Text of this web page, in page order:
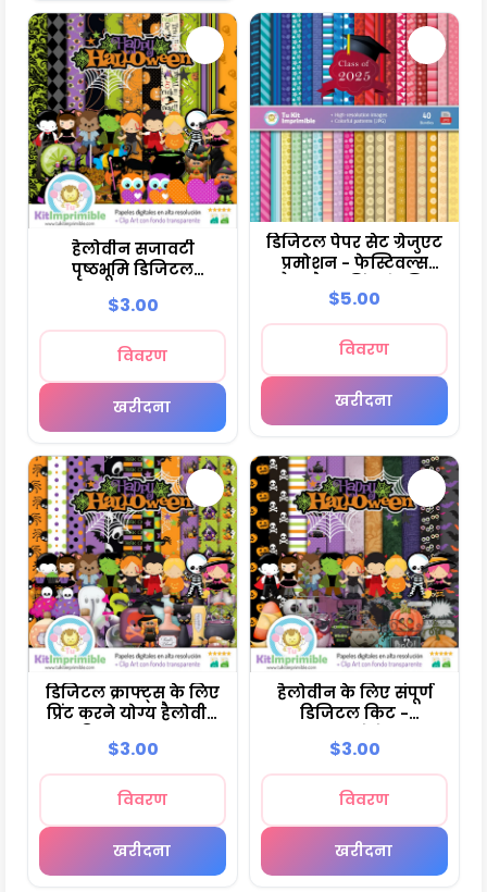
हैलोवीन सजावटी
पृष्ठभूमि डिजिटल
$3.00
विवरण
खरीदना
डिजिटल पेपर सेट ग्रेजुएट
प्रमोशन - फेस्टिवल्स
फाउंटेन
$5.00
विवरण
खरीदना
डिजिटल क्राफ्ट्स के लिए
प्रिंट करने योग्य हैलोवीन
$3.00
विवरण
खरीदना
हैलोवीन के लिए संपूर्ण
डिजिटल किट -
M11
$3.00
विवरण
खरीदना